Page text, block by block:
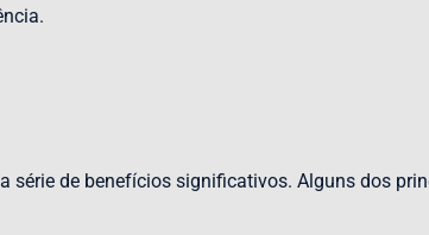
de benefícios significativos. Alguns dos